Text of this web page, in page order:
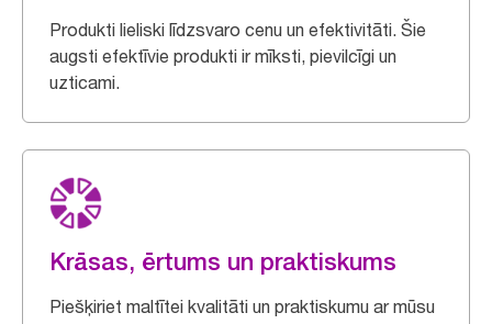
Produkti lieliski līdzsvaro cenu un efektivitāti. Šie
augsti efektīvie produkti ir mīksti, pievilcīgi un
uzticami.
Krāsas, ērtums un praktiskums
Piešķiriet maltītei kvalitāti un praktiskumu ar mūsu